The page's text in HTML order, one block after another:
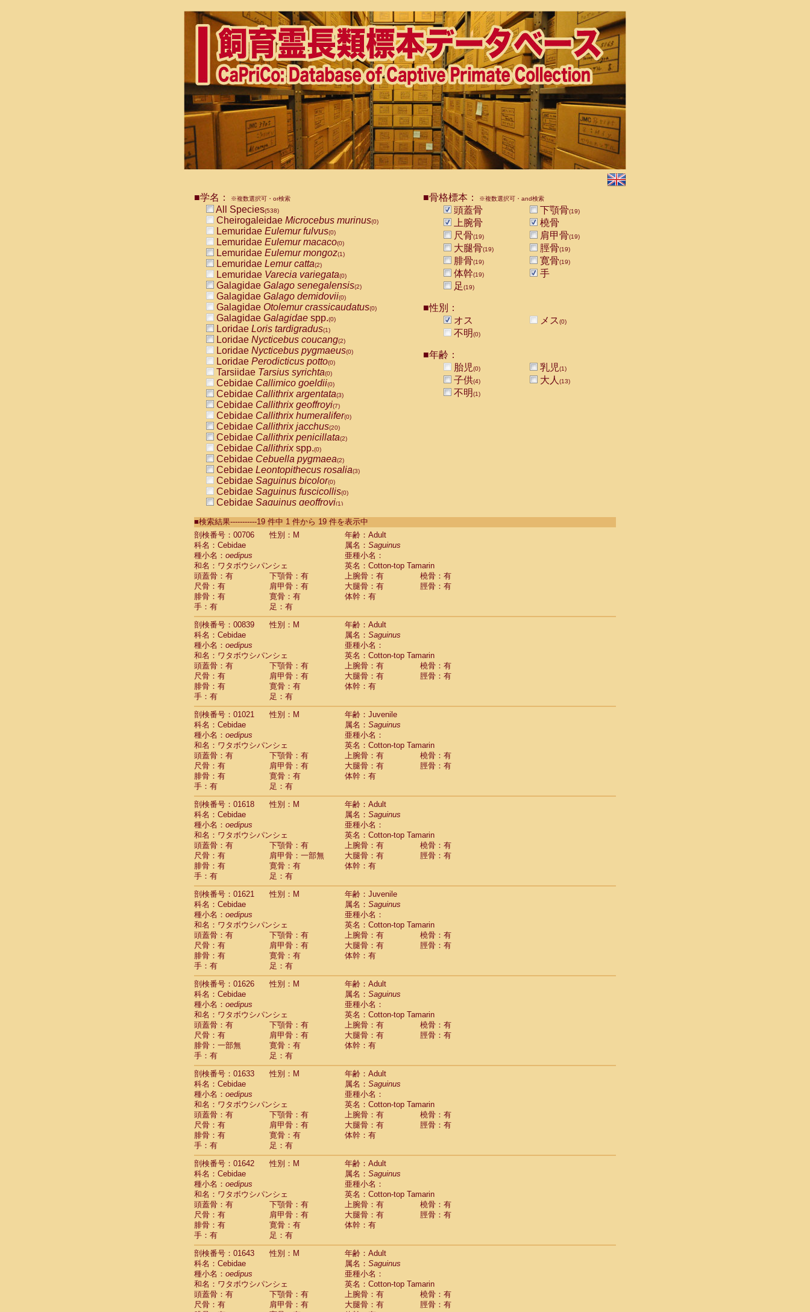
■学名： ※複数選択可・or検索
All Species(538)
Cheirogaleidae Microcebus murinus(0)
Lemuridae Eulemur fulvus(0)
Lemuridae Eulemur macaco(0)
Lemuridae Eulemur mongoz(1)
Lemuridae Lemur catta(2)
Lemuridae Varecia variegata(0)
Galagidae Galago senegalensis(2)
Galagidae Galago demidovii(0)
Galagidae Otolemur crassicaudatus(0)
Galagidae Galagidae spp.(0)
Loridae Loris tardigradus(1)
Loridae Nycticebus coucang(2)
Loridae Nycticebus pygmaeus(0)
Loridae Perodicticus potto(0)
Tarsiidae Tarsius syrichta(0)
Cebidae Callimico goeldii(0)
Cebidae Callithrix argentata(3)
Cebidae Callithrix geoffroyi(7)
Cebidae Callithrix humeralifer(0)
Cebidae Callithrix jacchus(20)
Cebidae Callithrix penicillata(2)
Cebidae Callithrixspp.(0)
Cebidae Cebuella pygmaea(2)
Cebidae Leontopithecus rosalia(3)
Cebidae Saguinus bicolor(0)
Cebidae Saguinus fuscicollis(0)
Cebidae Saguinus geoffroyi(1)
CebidaeSaguinus labiatus(0)
Cebidae Saguinus leucopus (4)
Cebidae
Cebidae
CebidaeSaguinus nigricollis (13)
Cebidae Saguinus oedipus
Cebidae Saguinus weddelli
Cebidae Saguinusspp.
Cebidae Aotus trivirgatus
Cebidae Cebus albifrons
Cebidae
Cebidae
CebidaeCebus nigrivittatus
Cebidae Cebusspp.(0)
Cebidae Saimiri boliviensis
Cebidae Saimiri sciureus
Atelidae Alouatta caraya
AtelidaeAlouatta fusca
AtelidaeAlouatta seniculus
Atelidae
Atelidae Ateles belzebuth
Atelidae Ateles geoffroyi
Atelidae Ateles paniscus
Atelidae Atelesspp.
Atelidae Lagothrix lagothricha
AtelidaeLagothrix lagothricha cana(0)
Pitheciidae Cacajao calvus rubicundus(1)
Pitheciidae Callicebus cupreus(0)
Pitheciidae Callicebus donacophilus(0)
PitheciidaeCallicebus moloch(0)
Pitheciidae Callicebus torquatus(0)
Pitheciidae Callicebusspp.
Pitheciidae Chiropotes satanas
Pitheciidae Pithecia monachus
Pitheciidae Pithecia pithecia (0)
Cercopithecidae Cercocebus agilis (0)
Cercopithecidae Cercocebus galeritus chrysogaster
Cercopithecidae Cercocebus torquatus atys(0)
CercopithecidaeCercocebus torquatus lunulatus(0)
CercopithecidaeCercocebus torquatus torquatus(0)
CercopithecidaeCercocebus hybrid(0)
CercopithecidaeCercocebus
CercopithecidaeLophocebus albigena(0)
Cercopithecidae (0)
Cercopithecidae Papio cynocephalus (4)
Cercopithecidae Papio hamadryas(0)
CercopithecidaePapio papio
CercopithecidaePapio
CercopithecidaeMandrillus leucophaeus
CercopithecidaeMandrillus sphinx
CercopithecidaeTheropithecus gelada(1)
CercopithecidaeMacaca arctoides(1)
Cercopithecidae Macaca assamensis(0)
Cercopithecidae Macaca brunnescens
CercopithecidaeMacaca cyclopis (6)
CercopithecidaeMacaca fascicularis (136)
CercopithecidaeMacaca fuscaca fuscata
CercopithecidaeMacaca fuscata yakui
CercopithecidaeMacaca fuscatahybrid(0)
CercopithecidaeMacaca maura(1)
Cercopithecidae Macaca mulatta(45)
Cercopithecidae Macaca nemestrina(3)
Cercopithecidae Macaca nigra(1)
CercopithecidaeMacaca radiata(7)
CercopithecidaeMacaca silenus(0)
CercopithecidaeMacaca sinica (0)
CercopithecidaeMacaca sylvanus
CercopithecidaeMacaca thibetana (0)
Cercopithecidae Macaca tonkeana (0)
Cercopithecidae hybrid(1)
Cercopithecidae (0)
CercopithecidaeAllenopithecus nigroviridis
CercopithecidaeCercopithecus ascanius
■骨格標本： ※複数選択可・and検索
頭蓋骨 下顎骨(19)
上腕骨
橈骨
尺骨(19) 肩甲骨(19)
大腿骨(19) 脛骨(19)
腓骨(19) 寛骨(19)
体幹(19)
手
足(19)
■性別：
オス
メス(0)
不明(0)
■年齢：
胎児(0) 乳児(1)
子供(4) 大人 (13)
不明(1)
■検索結果-----------19 件中 1 件から 19 件を表示中
剖検番号：00706
性別：M
年齢：Adult
科名：Cebidae
属名： Saguinus
種小名： oedipus
亜種小名：
和名：ワタボウシパンシェ
英名：Cotton-top Tamarin
頭蓋骨：有
下顎骨：有 上腕骨：有
橈骨：有
尺骨：有
肩甲骨：有 大腿骨：有
脛骨：有
腓骨：有
寛骨：有
体幹：有
手：有
足：有
剖検番号：00839
性別：M
年齢：Adult
科名：Cebidae
属名： Saguinus
種小名： oedipus
亜種小名：
和名：ワタボウシパンシェ
英名：Cotton-top Tamarin
頭蓋骨：有
下顎骨：有 上腕骨：有
橈骨：有
尺骨：有
肩甲骨：有 大腿骨：有
脛骨：有
腓骨：有
寛骨：有
体幹：有
手：有
足：有
剖検番号：01021
性別：M
年齢：Juvenile
科名：Cebidae
属名： Saguinus
種小名： oedipus
亜種小名：
和名：ワタボウシパンシェ
英名：Cotton-top Tamarin
頭蓋骨：有
下顎骨：有 上腕骨：有
橈骨：有
尺骨：有
肩甲骨：有 大腿骨：有
脛骨：有
腓骨：有
寛骨：有
体幹：有
手：有
足：有
剖検番号：01618
性別：M
年齢：Adult
科名：Cebidae
属名： Saguinus
種小名： oedipus
亜種小名：
和名：ワタボウシパンシェ
英名：Cotton-top Tamarin
頭蓋骨：有
下顎骨：有 上腕骨：有
橈骨：有
尺骨：有
肩甲骨：一部無 大腿骨：有
脛骨：有
腓骨：有
寛骨：有
体幹：有
手：有
足：有
剖検番号：01621
性別：M
年齢：Juvenile
科名：Cebidae
属名： Saguinus
種小名： oedipus
亜種小名：
和名：ワタボウシパンシェ
英名：Cotton-top Tamarin
頭蓋骨：有
下顎骨：有 上腕骨：有
橈骨：有
尺骨：有
肩甲骨：有 大腿骨：有
脛骨：有
腓骨：有
寛骨：有
体幹：有
手：有
足：有
剖検番号：01626
性別：M
年齢：Adult
科名：Cebidae
属名： Saguinus
種小名： oedipus
亜種小名：
和名：ワタボウシパンシェ
英名：Cotton-top Tamarin
頭蓋骨：有
下顎骨：有 上腕骨：有
橈骨：有
尺骨：有
肩甲骨：有 大腿骨：有
脛骨：有
腓骨：一部無
寛骨：有
体幹：有
手：有
足：有
剖検番号：01633
性別：M
年齢：Adult
科名：Cebidae
属名： Saguinus
種小名： oedipus
亜種小名：
和名：ワタボウシパンシェ
英名：Cotton-top Tamarin
頭蓋骨：有
下顎骨：有 上腕骨：有
橈骨：有
尺骨：有
肩甲骨：有 大腿骨：有
脛骨：有
腓骨：有
寛骨：有
体幹：有
手：有
足：有
剖検番号：01642
性別：M
年齢：Adult
科名：Cebidae
属名： Saguinus
種小名： oedipus
亜種小名：
和名：ワタボウシパンシェ
英名：Cotton-top Tamarin
頭蓋骨：有
下顎骨：有 上腕骨：有
橈骨：有
尺骨：有
肩甲骨：有 大腿骨：有
脛骨：有
腓骨：有
寛骨：有
体幹：有
手：有
足：有
剖検番号：01643
性別：M
年齢：Adult
科名：Cebidae
属名： Saguinus
種小名： oedipus
亜種小名：
和名：ワタボウシパンシェ
英名：Cotton-top Tamarin
頭蓋骨：有
下顎骨：有 上腕骨：有
橈骨：有
尺骨：有
肩甲骨：有 大腿骨：有
脛骨：有